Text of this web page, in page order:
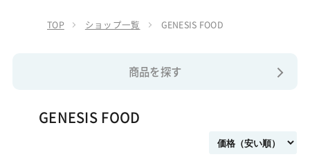
TOP ショップ一覧 GENESIS FOOD
GENESIS FOOD
商品を探す